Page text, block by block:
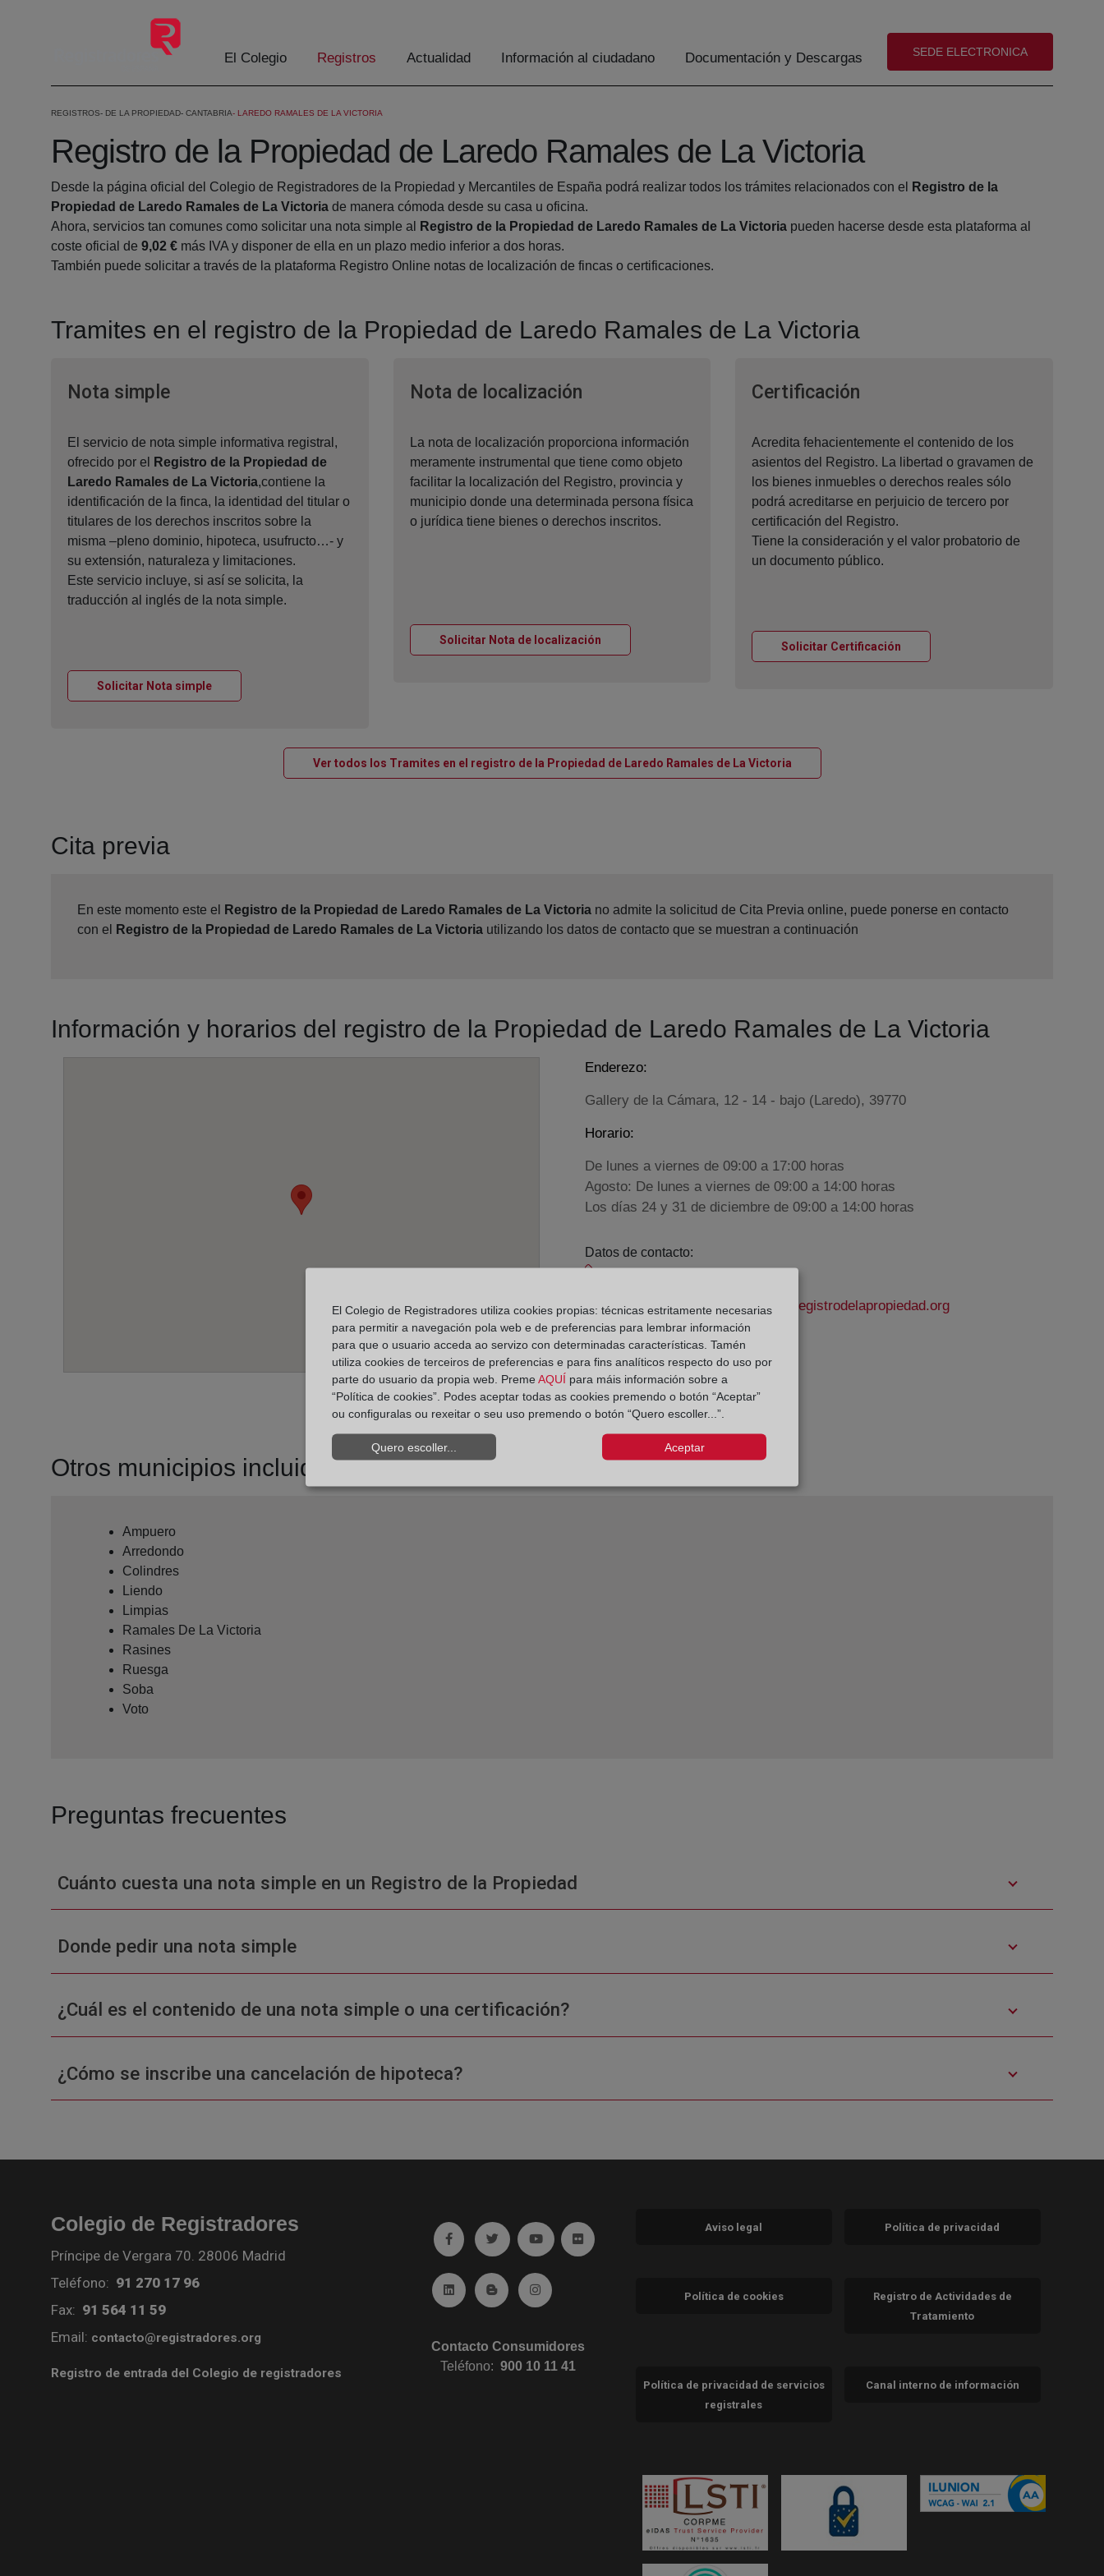
El Colegio Registros Actualidad Información al ciudadano Documentación y Descargas (abre en nueva ventana)
SEDE ELECTRONICA
REGISTROS DE LA PROPIEDAD CANTABRIA LAREDO RAMALES DE LA VICTORIA
Registro de la Propiedad de Laredo Ramales de La Victoria
Desde la página oficial del Colegio de Registradores de la Propiedad y Mercantiles de España podrá realizar todos los trámites relacionados con el
Registro de la
Propiedad de Laredo Ramales de La Victoria de manera cómoda desde su casa u oficina.
Ahora, servicios tan comunes como solicitar una nota simple al
Registro de la Propiedad de Laredo Ramales de La Victoria pueden hacerse desde esta plataforma al
coste oficial de 9,02 € más IVA y disponer de ella en un plazo medio inferior a dos horas.
También puede solicitar a través de la plataforma Registro Online notas de localización de fincas o certificaciones.
Tramites en el registro de la Propiedad de Laredo Ramales de La Victoria
Nota simpleVentana nueva
El servicio de nota simple informativa registral,
ofrecido por el
Registro de la Propiedad de
Laredo Ramales de La Victoria,contiene la
identificación de la finca, la identidad del titular o
titulares de los derechos inscritos sobre la
misma –pleno dominio, hipoteca, usufructo…- y
su extensión, naturaleza y limitaciones.
Este servicio incluye, si así se solicita, la
traducción al inglés de la nota simple.
Solicitar Nota simpleVentana nueva
Nota de localizaciónVentana nueva
La nota de localización proporciona información
meramente instrumental que tiene como objeto
facilitar la localización del Registro, provincia y
municipio donde una determinada persona física
o jurídica tiene bienes o derechos inscritos.
Solicitar Nota de localizaciónVentana nueva
Certificación
Acredita fehacientemente el contenido de los
asientos del Registro. La libertad o gravamen de
los bienes inmuebles o derechos reales sólo
podrá acreditarse en perjuicio de tercero por
certificación del Registro.
Tiene la consideración y el valor probatorio de
un documento público.
Solicitar Certificación
Ver todos los Tramites en el registro de la Propiedad de Laredo Ramales de La VictoriaVentana nueva
Cita previa
En este momento este el Registro de la Propiedad de Laredo Ramales de La Victoria no admite la solicitud de Cita Previa online, puede ponerse en contacto
con el
Registro de la Propiedad de Laredo Ramales de La Victoria utilizando los datos de contacto que se muestran a continuación
Información y horarios del registro de la Propiedad de Laredo Ramales de La Victoria
Enderezo:
Gallery de la Cámara, 12 - 14 - bajo (Laredo), 39770
Horario:
De lunes a viernes de 09:00 a 17:00 horas
Agosto: De lunes a viernes de 09:00 a 14:00 horas
Los días 24 y 31 de diciembre de 09:00 a 14:00 horas
Datos de contacto:
laredo-ramalesdelavictoria@registrodelapropiedad.org
Datos del Registrador:
Marta Casal Garmendia
Delegado de Protección de Datos:
dpo@corpme.es
Otros municipios incluidos en el distrito hipotecario
Ampuero
Arredondo
Colindres
Liendo
Limpias
Ramales De La Victoria
Rasines
Ruesga
Soba
Voto
Preguntas frecuentes
Cuánto cuesta una nota simple en un Registro de la Propiedad
Donde pedir una nota simple
¿Cuál es el contenido de una nota simple o una certificación?
¿Cómo se inscribe una cancelación de hipoteca?
Colegio de Registradores
Príncipe de Vergara 70. 28006 Madrid
Teléfono: 91 270 17 96
Fax: 91 564 11 59
Email: contacto@registradores.org
Registro de entrada del Colegio de registradores
Ir a facebook (abre en ventana nueva)
Ir a twitter (abre en ventana nueva)
Ir a YouTube (abre en ventana nueva)
Ir a Flickr (abre en ventana nueva)
Ir a Linkedin (abre en ventana nueva)
Ir al Blog (abre en ventana nueva)
Ir a Instagram (abre en ventana nueva)
Contacto Consumidores
Teléfono:900 10 11 41
Aviso legal Política de privacidad
Política de cookies
Registro de Actividades de
Tratamiento
Política de privacidad de servicios
registrales
Canal interno de información
El Colegio de Registradores utiliza cookies propias: técnicas estritamente necesarias
para permitir a navegación pola web e de preferencias para lembrar información
para que o usuario acceda ao servizo con determinadas características. Tamén
utiliza cookies de terceiros de preferencias e para fins analíticos respecto do uso por
parte do usuario da propia web. Preme AQUÍ para máis información sobre a
“Política de cookies”. Podes aceptar todas as cookies premendo o botón “Aceptar”
ou configuralas ou rexeitar o seu uso premendo o botón “Quero escoller...”.
Quero escoller... Aceptar